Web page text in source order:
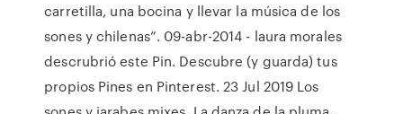
carretilla, una bocina y llevar la música de los
sones y chilenas”. 09-abr-2014 - laura morales
descrubrió este Pin. Descubre (y guarda) tus
propios Pines en Pinterest. 23 Jul 2019 Los